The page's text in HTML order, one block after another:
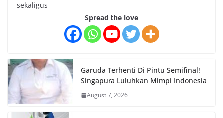
sekaligus
Spread the love
Garuda Terhenti Di Pintu Semifinal!
Singapura Luluhkan Mimpi Indonesia
August 7, 2026